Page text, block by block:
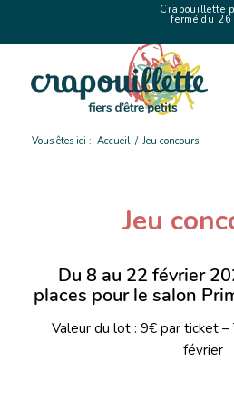
Crapouillette
fermé du
Vous êtes ici : Accueil / Jeu concours
Jeu
Du 8 au 22 février
places pour le salon
Valeur du lot : 9€ par ticket
février